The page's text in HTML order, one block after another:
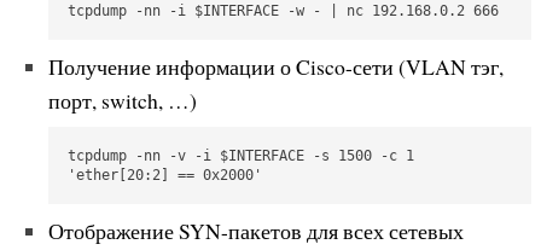
tcpdump -nn -i $INTERFACE -w - | nc 192.168.0.2 666
Получение информации о Cisco-сети (VLAN тэг,
порт, switch, …)
tcpdump -nn -v -i $INTERFACE -s 1500 -c 1
'ether[20:2] == 0x2000'
Отображение SYN-пакетов для всех сетевых